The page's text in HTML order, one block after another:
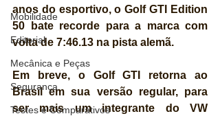
Mobilidade
Editorial
Mecânica e Peças
Segurança
Testes e Comparativos
anos do esportivo, o Golf GTI Edition
50 bate recorde para a marca com
volta de 7:46.13 na pista alemã.
Em breve, o Golf GTI retorna ao
Brasil em sua versão regular, para
ser mais um integrante do VW